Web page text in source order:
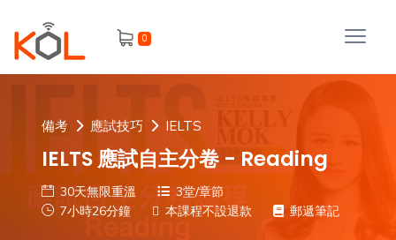
0
進
階
搜
備考 應試技巧 IELTS
IELTS 應試自主分卷 - Reading
30天無限重溫
3堂/章節
7小時26分鐘
本課程不設退款 郵遞筆記